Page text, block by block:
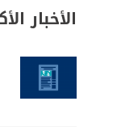
الأخبار